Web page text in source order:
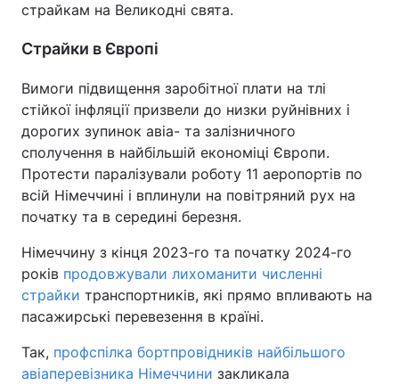
страйкам на Великодні свята.
Страйки в Європі
Вимоги підвищення заробітної плати на тлі
стійкої інфляції призвели до низки руйнівних і
дорогих зупинок авіа- та залізничного
сполучення в найбільшій економіці Європи.
Протести паралізували роботу 11 аеропортів по
всій Німеччині і вплинули на повітряний рух на
початку та в середині березня.
Німеччину з кінця 2023-го та початку 2024-го
років продовжували лихоманити численні
страйки транспортників, які прямо впливають на
пасажирські перевезення в країні.
Так, профспілка бортпровідників найбільшого
авіаперевізника Німеччини закликала